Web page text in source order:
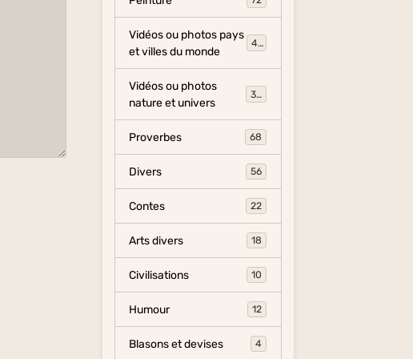
Vidéos ou photos pays
et villes du monde
454
Vidéos ou photos
nature et univers
325
Proverbes 68
Divers 56
Contes 22
Arts divers 18
Civilisations 10
Humour 12
Blasons et devises 4